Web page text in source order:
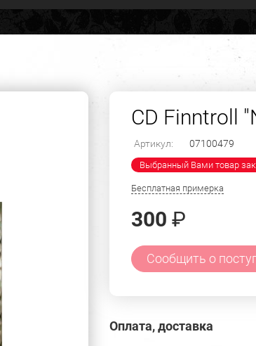
CD Finntroll
Артикул: 07100479
Выбранный Вами товар
Бесплатная примерка
300 ₽
Сообщить о
Оплата, доставка